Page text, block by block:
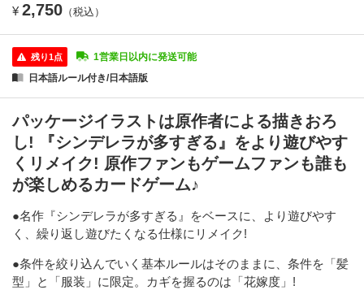
¥ 2,750 （税込）
残り1点
1営業日以内に発送可能
日本語ルール付き/日本語版
パッケージイラストは原作者による描きおろ
し! 『シンデレラが多すぎる』をより遊びやす
くリメイク! 原作ファンもゲームファンも誰も
が楽しめるカードゲーム♪
●名作『シンデレラが多すぎる』をベースに、より遊びやす
く、繰り返し遊びたくなる仕様にリメイク!
●条件を絞り込んでいく基本ルールはそのままに、条件を「髪
型」と「服装」に限定。カギを握るのは「花嫁度」!